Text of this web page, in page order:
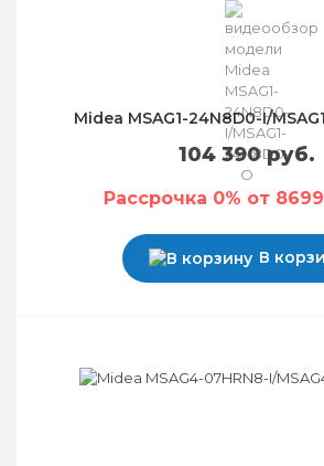
Midea MSAG1-24N8D0-I/
104 390 руб.
Рассрочка 0% от
В